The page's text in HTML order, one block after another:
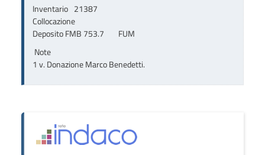
Inventario 21387
Collocazione
Deposito FMB 753.7        FUM
Note
1 v. Donazione Marco Benedetti.